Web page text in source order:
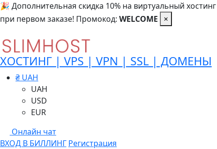
🎉 Дополнительная скидка 10% на виртуальный хостинг
при первом заказе! Промокод: WELCOME ×
ХОСТИНГ | VPS | VPN | SSL | ДОМЕНЫ
₴ UAH
UAH
USD
EUR
Онлайн чат
ВХОД В БИЛЛИНГ Регистрация